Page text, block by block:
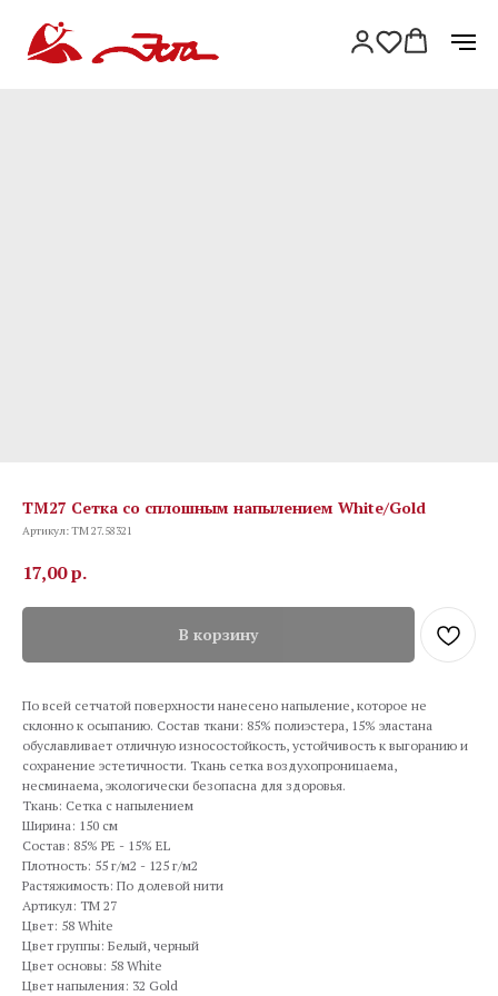
TM27 Сетка со сплошным напылением White/Gold
Артикул:TM 27.58321
17,00р.
В корзину
По всей сетчатой поверхности нанесено напыление, которое не
склонно к осыпанию. Состав ткани: 85% полиэстера, 15% эластана
обуславливает отличную износостойкость, устойчивость к выгоранию и
сохранение эстетичности. Ткань сетка воздухопроницаема,
несминаема, экологически безопасна для здоровья.
Ткань: Сетка с напылением
Ширина: 150 см
Состав: 85% PE - 15% EL
Плотность: 55 г/м2 - 125 г/м2
Растяжимость: По долевой нити
Артикул: TM 27
Цвет: 58 White
Цвет группы: Белый, черный
Цвет основы: 58 White
Цвет напыления: 32 Gold